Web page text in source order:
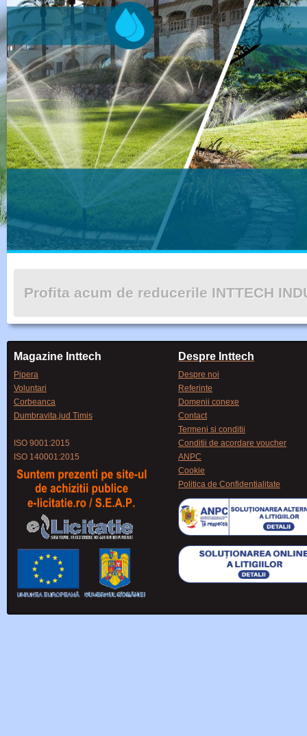
Profita acum de reducerile INTTECH
Magazine Inttech
Pipera
Voluntari
Corbeanca
Dumbravita,jud Timis
ISO 9001:2015
ISO 140001:2015
Despre Inttech
Despre noi
Referinte
Domenii conexe
Contact
Termeni si conditii
Conditii de acordare voucher
ANPC
Cookie
Politica de Confidentialitate